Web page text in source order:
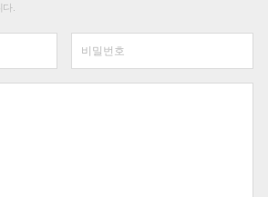
.